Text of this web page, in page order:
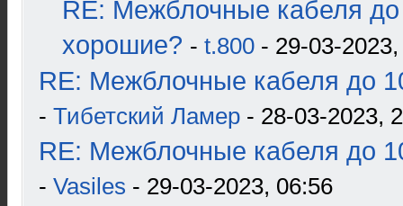
RE: Межблочные кабеля до
хорошие? - t.800 - 29-03-
RE: Межблочные кабеля до
- Тибетский Ламер - 28-03-2023,
RE: Межблочные кабеля до
- Vasiles - 29-03-2023, 06:56